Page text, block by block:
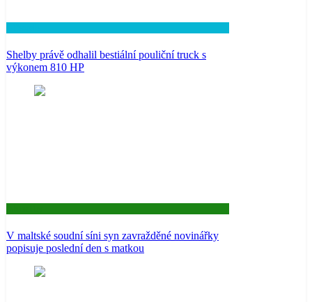
Shelby právě odhalil bestiální pouliční truck s
výkonem 810 HP
V maltské soudní síni syn zavražděné novinářky
popisuje poslední den s matkou